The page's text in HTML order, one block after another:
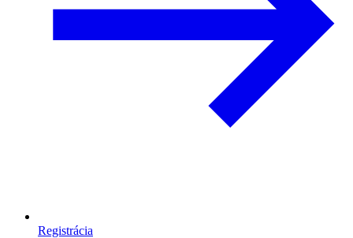
Registrácia